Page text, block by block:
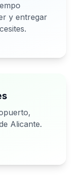
y entregar
Alicante.